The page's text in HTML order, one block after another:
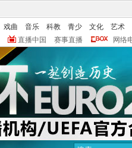
戏曲 音乐 科教 青少 文化
艺术
直播中国 赛事直播 网络